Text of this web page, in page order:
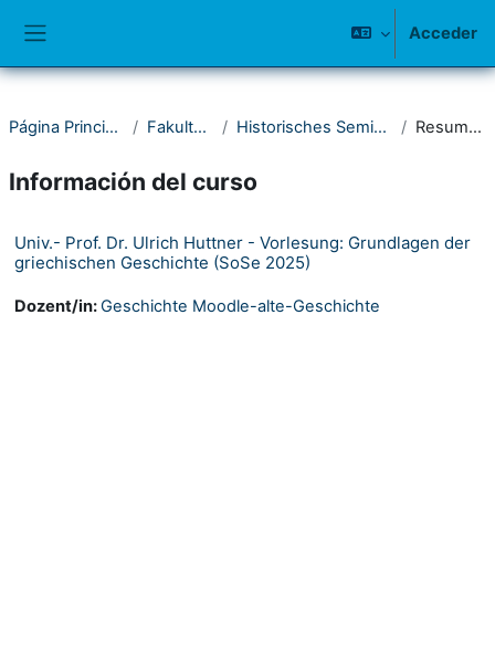
Acceder
Página Principal Fakultät I Historisches Seminar Resumen
Información del curso
Univ.- Prof. Dr. Ulrich Huttner - Vorlesung: Grundlagen der
griechischen Geschichte (SoSe 2025)
Dozent/in:Geschichte Moodle-alte-Geschichte